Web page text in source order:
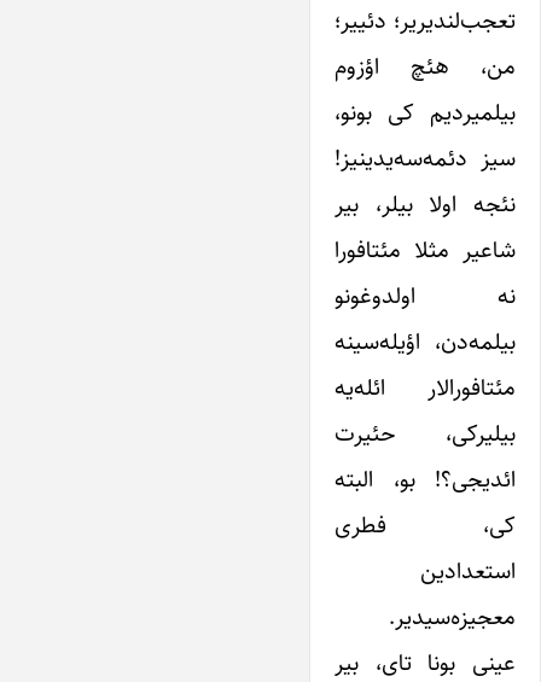
تعجب‌لندیریر؛ دئییر؛
من، هئچ اؤزوم
بیلمیردیم کی بونو،
سیز دئمه‌سه‌یدینیز!
نئجه اولا بیلر، بیر
شاعیر مثلا مئتافورا
نه اولدوغونو
بیلمه‌دن، اؤیله‌سینه
مئتافورالار ائله‌یه
بیلیرکی، حئیرت
ائدیجی؟! بو، البته
کی، فطری
استعدادین
معجیزه‌سیدیر.
عینی بونا تای، بیر